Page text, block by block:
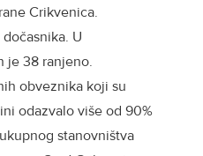
Crikvenica.
U
je 38 ranjeno.
obveznika koji su
odazvalo više od 90%
stanovništva